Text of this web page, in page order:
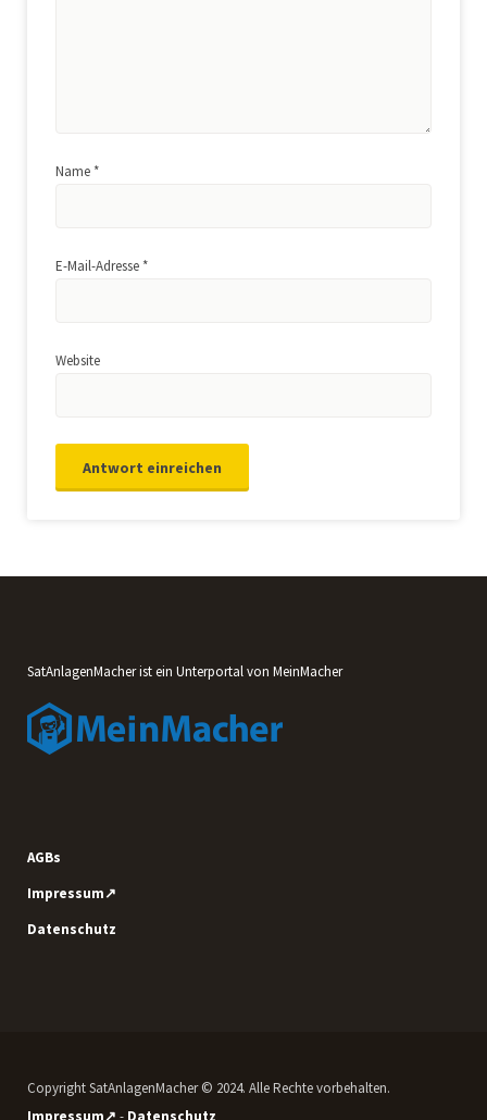
Name *
E-Mail-Adresse *
Website
SatAnlagenMacher ist ein Unterportal von MeinMacher
AGBs
Impressum↗
Datenschutz
Copyright SatAnlagenMacher © 2024. Alle Rechte vorbehalten.